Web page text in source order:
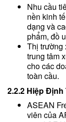
Nhu cầu
nền kinh
dạng và
phẩm, đồ
Thị trường
trung tâm
cho các
toàn cầu.
2.2.2 Hiệp
ASEAN
viên của